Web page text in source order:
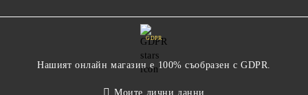
GDPR
Нашият онлайн магазин е 100% съобразен с GDPR.
Моите лични данни